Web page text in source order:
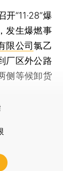
“11·28”爆
发生爆燃事
限公司氯乙
厂区外公路
侧等候卸货